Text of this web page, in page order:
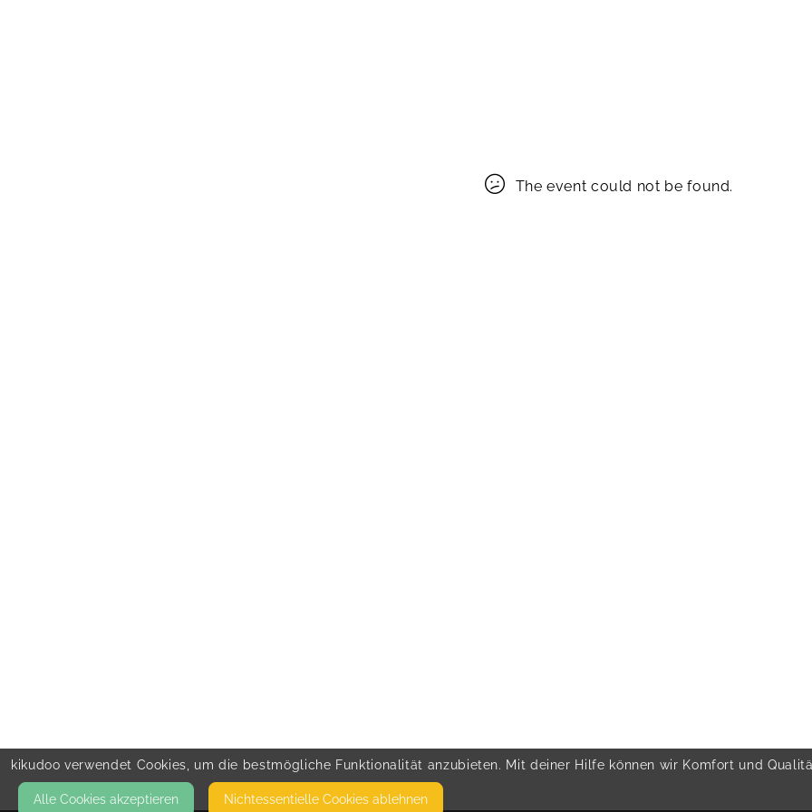
The event could not be found.
kikudoo verwendet Cookies, um die bestmögliche Funktionalität anzubieten. Mit deiner Hilfe können wir Komfort und
Alle Cookies akzeptieren Nicht­essentielle Cookies ablehnen